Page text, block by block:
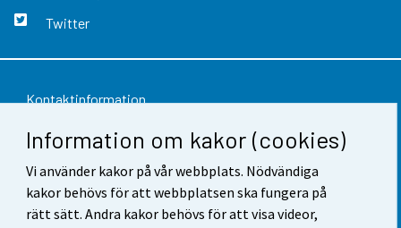
Information om kakor (cookies)
Vi använder kakor på vår webbplats. Nödvändiga
kakor behövs för att webbplatsen ska fungera på
rätt sätt. Andra kakor behövs för att visa videor,
Twitter
Kontaktinformation
Respons
Användarvillkor
Dataskydd